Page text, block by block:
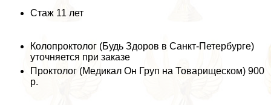
Стаж 11 лет
Колопроктолог (Будь Здоров в Санкт-Петербурге)
уточняется при заказе
Проктолог (Медикал Он Груп на Товарищеском) 900
р.